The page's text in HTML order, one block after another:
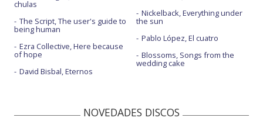
chulas
The Script, The user's guide to
being human
Ezra Collective, Here because
of hope
David Bisbal, Eternos
Nickelback, Everything under
the sun
Pablo López, El cuatro
Blossoms, Songs from the
wedding cake
NOVEDADES DISCOS